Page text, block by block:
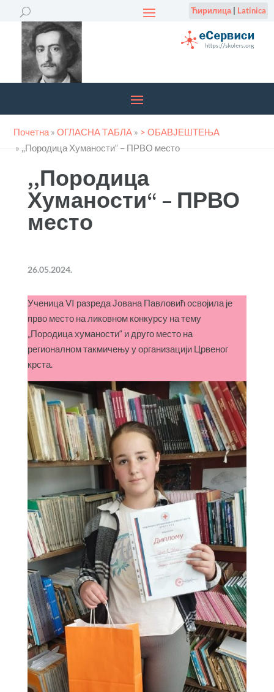
Ћирилица| Latinica
Почетна »ОГЛАСНА ТАБЛА » > ОБАВЈЕШТЕЊА
» ,,Породица Хуманости“ – ПРВО место
,,Породица
Хуманости“ – ПРВО
место
26.05.2024.
Ученица VI разреда Јована Павловић освојила је
прво место на ликовном конкурсу на тему
„Породица хуманости“ и друго место на
регионалном такмичењу у организацији Црвеног
крста.